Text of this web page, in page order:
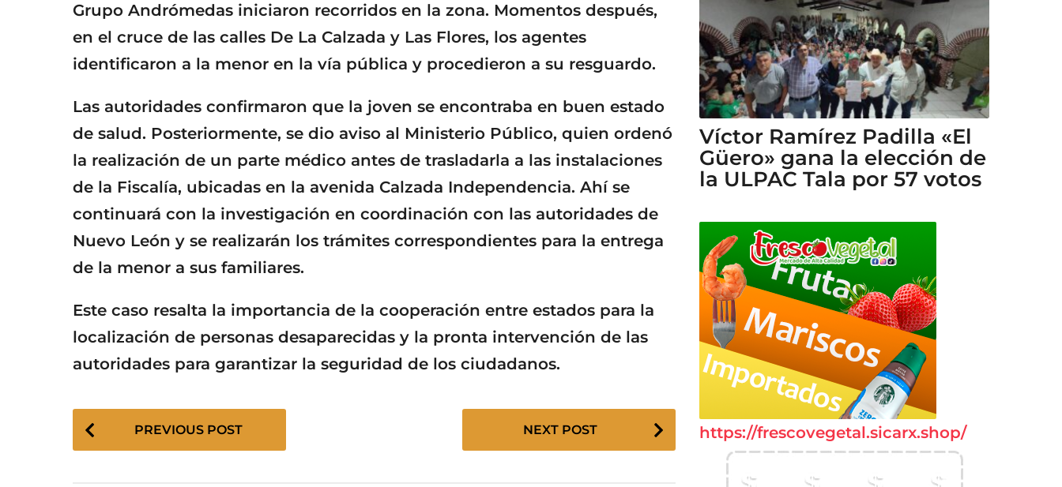
Grupo Andrómedas iniciaron recorridos en la zona. Momentos después,
en el cruce de las calles De La Calzada y Las Flores, los agentes
identificaron a la menor en la vía pública y procedieron a su resguardo.
Las autoridades confirmaron que la joven se encontraba en buen estado
de salud. Posteriormente, se dio aviso al Ministerio Público, quien ordenó
la realización de un parte médico antes de trasladarla a las instalaciones
de la Fiscalía, ubicadas en la avenida Calzada Independencia. Ahí se
continuará con la investigación en coordinación con las autoridades de
Nuevo León y se realizarán los trámites correspondientes para la entrega
de la menor a sus familiares.
Este caso resalta la importancia de la cooperación entre estados para la
localización de personas desaparecidas y la pronta intervención de las
autoridades para garantizar la seguridad de los ciudadanos.
P
PREVIOUS POST NEXT POST
Víctor Ramírez Padilla «El
Güero» gana la elección de
la ULPAC Tala por 57 votos
https://frescovegetal.sicarx.shop/